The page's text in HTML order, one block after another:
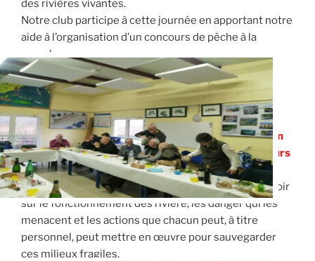
des rivières vivantes.
Notre club participe à cette journée en apportant notre
aide à l’organisation d’un concours de pêche à la
mouche
Au programme de cette journée :
Un concours de pêche à la mouche sur le no-kill en
seconde catégorie, ouvert à tous et toutes.En raison
des conditions météorologiques prévues le concours
et l’initiation au lancer sont annulés.
Une conférence « La vie des rivières », pour tout savoir
sur le fonctionnement des rivière, les danger qui les
menacent et les actions que chacun peut, à titre
personnel, peut mettre en œuvre pour sauvegarder
ces milieux fragiles.